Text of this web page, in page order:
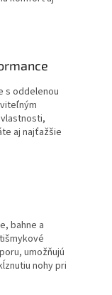
s oddelenou
aj najťažšie
bahne a
umožňujú
nohy pri